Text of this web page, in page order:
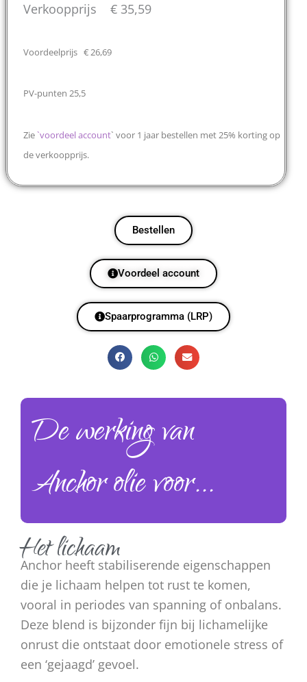
Verkoopprijs € 35,59
Voordeelprijs € 26,69
PV-punten 25,5
Zie`voordeel account` voor 1 jaar bestellen met 25% korting op
de verkoopprijs.
Bestellen
Voordeel account
Spaarprogramma (LRP)
De werking van
Anchor olie voor...
Het lichaam
Anchor heeft stabiliserende eigenschappen
die je lichaam helpen tot rust te komen,
vooral in periodes van spanning of onbalans.
Deze blend is bijzonder fijn bij lichamelijke
onrust die ontstaat door emotionele stress of
een ‘gejaagd’ gevoel.